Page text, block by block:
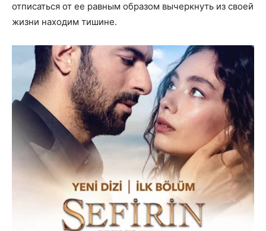
отписаться от ее равным образом вычеркнуть из своей
жизни находим тишине.